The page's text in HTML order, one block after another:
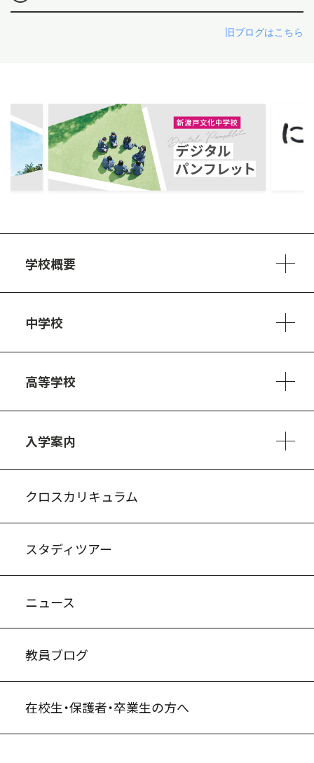
旧ブログはこちら
学校概要
中学校
高等学校
入学案内
クロスカリキュラム
スタディツアー
ニュース
教員ブログ
在校生・保護者・卒業生の方へ